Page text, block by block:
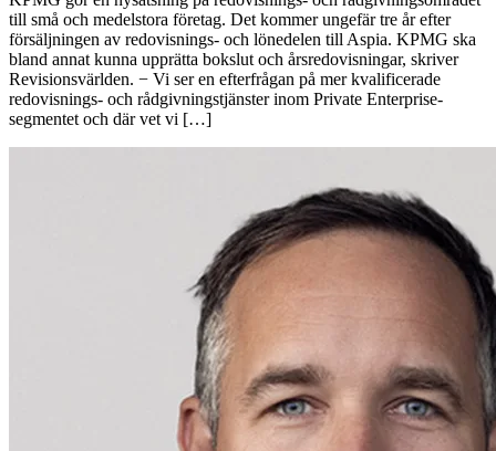
till små och medelstora företag. Det kommer ungefär tre år efter
försäljningen av redovisnings- och lönedelen till Aspia. KPMG ska
bland annat kunna upprätta bokslut och årsredovisningar, skriver
Revisionsvärlden. − Vi ser en efterfrågan på mer kvalificerade
redovisnings- och rådgivningstjänster inom Private Enterprise-
segmentet och där vet vi […]